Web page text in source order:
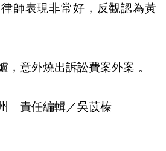
師表現非常好，反觀認為黃
，意外燒出訴訟費案外案 。
責任編輯／吳苡榛